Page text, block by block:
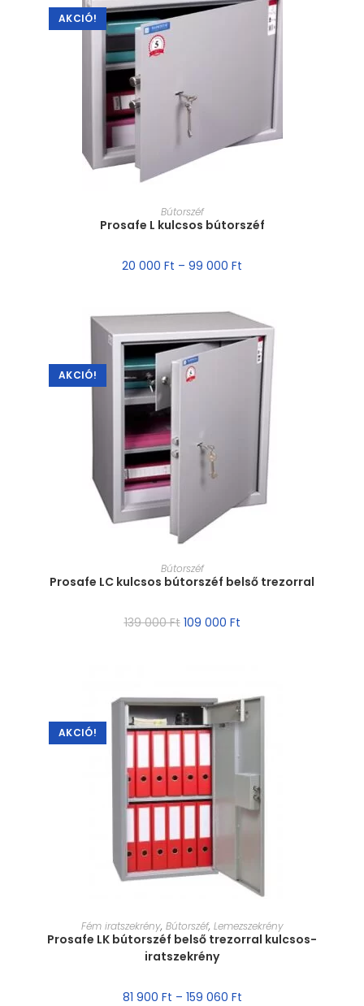
AKCIÓ!
MÉRET VÁLASZTÁSA
Bútorszéf
Prosafe L kulcsos bútorszéf
20 000 Ft – 99 000 Ft
AKCIÓ!
MÉRET VÁLASZTÁSA
Bútorszéf
Prosafe LC kulcsos bútorszéf belső trezorral
139 000Ft 109 000 Ft
AKCIÓ!
MÉRET VÁLASZTÁSA
Fém iratszekrény, Bútorszéf, Lemezszekrény
Prosafe LK bútorszéf belső trezorral kulcsos-
iratszekrény
81 900 Ft – 159 060 Ft